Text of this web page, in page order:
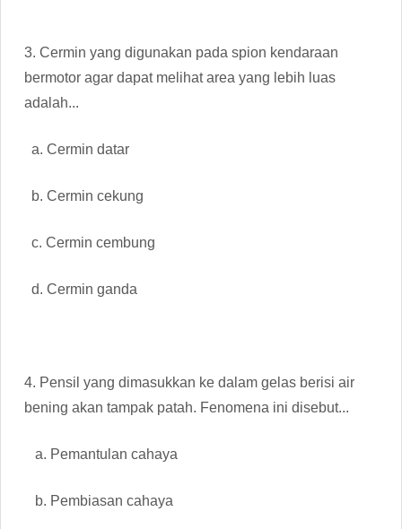
3. Cermin yang digunakan pada spion kendaraan
bermotor agar dapat melihat area yang lebih luas
adalah...
a. Cermin datar
b. Cermin cekung
c. Cermin cembung
d. Cermin ganda
4. Pensil yang dimasukkan ke dalam gelas berisi air
bening akan tampak patah. Fenomena ini disebut...
a. Pemantulan cahaya
b. Pembiasan cahaya